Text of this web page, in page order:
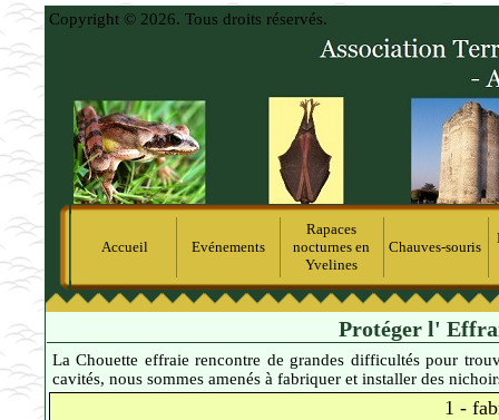
Copyright © 2026. Tous droits réservés.
Accueil Evénements
Rapaces
nocturnes en
Yvelines
Chauves-souris
Protéger l'
La Chouette effraie rencontre de grandes difficultés pour
cavités, nous sommes amenés à fabriquer et installer des
1 -